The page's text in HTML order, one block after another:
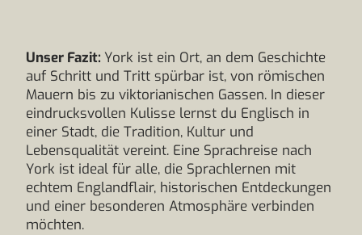
Unser Fazit: York ist ein Ort, an dem Geschichte
auf Schritt und Tritt spürbar ist, von römischen
Mauern bis zu viktorianischen Gassen. In dieser
eindrucksvollen Kulisse lernst du Englisch in
einer Stadt, die Tradition, Kultur und
Lebensqualität vereint. Eine Sprachreise nach
York ist ideal für alle, die Sprachlernen mit
echtem Englandflair, historischen Entdeckungen
und einer besonderen Atmosphäre verbinden
möchten.